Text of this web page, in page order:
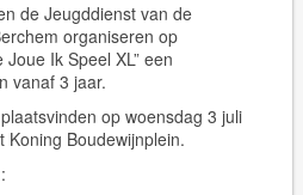
de Jeugddienst van de
organiseren op
Ik Speel XL” een
vanaf 3 jaar.
op woensdag 3 juli
Boudewijnplein.